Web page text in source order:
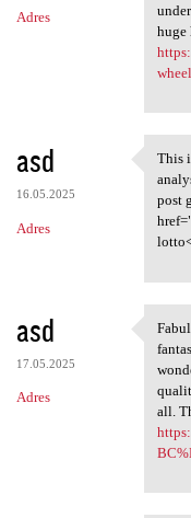
Adres
huge
asd
16.05.2025
Adres
This
This
post
asd
17.05.2025
Adres
all.